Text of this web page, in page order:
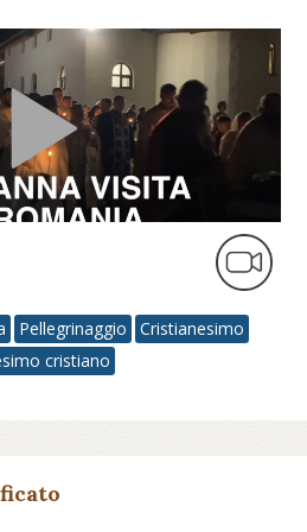
Pellegrinaggio
Cristianesimo
cristiano